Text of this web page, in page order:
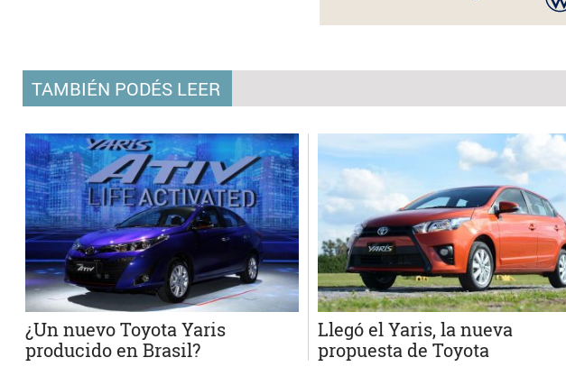
TAMBIÉN PODÉS LEER
¿Un nuevo Toyota Yaris
producido en Brasil?
Llegó el Yaris, la nueva
propuesta de Toyota